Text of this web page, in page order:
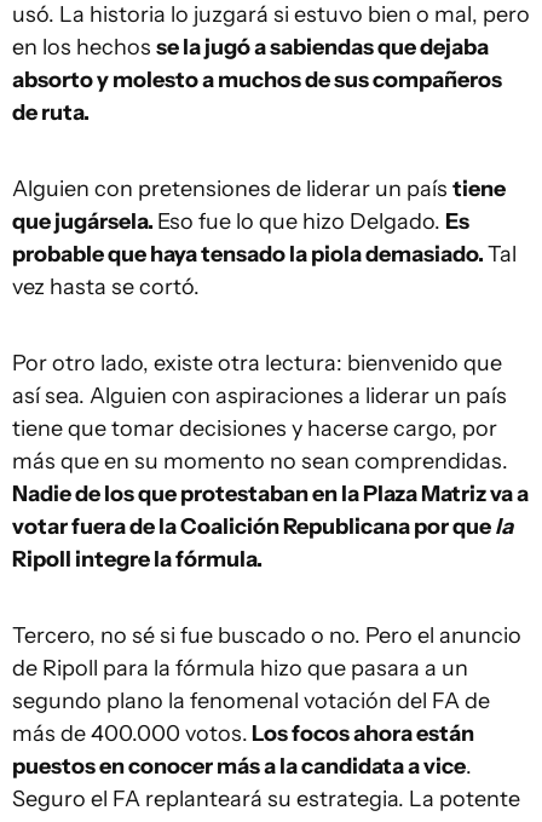
usó. La historia lo juzgará si estuvo bien o mal, pero
en los hechos se la jugó a sabiendas que dejaba
absorto y molesto a muchos de sus compañeros
de ruta.
Alguien con pretensiones de liderar un país tiene
que jugársela. Eso fue lo que hizo Delgado. Es
probable que haya tensado la piola demasiado.Tal
vez hasta se cortó.
Por otro lado, existe otra lectura: bienvenido que
así sea. Alguien con aspiraciones a liderar un país
tiene que tomar decisiones y hacerse cargo, por
más que en su momento no sean comprendidas.
Nadie de los que protestaban en la Plaza Matriz va a
votar fuera de la Coalición Republicana por quela
Ripoll integre la fórmula.
Tercero, no sé si fue buscado o no. Pero el anuncio
de Ripoll para la fórmula hizo que pasara a un
segundo plano la fenomenal votación del FA de
más de 400.000 votos. Los focos ahora están
puestos en conocer más a la candidata a vice.
Seguro el FA replanteará su estrategia. La potente